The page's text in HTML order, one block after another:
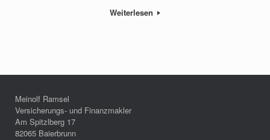
Weiterlesen
Meinolf Ramsel
Versicherungs- und Finanzmakler
Am Spitzlberg 17
82065 Baierbrunn